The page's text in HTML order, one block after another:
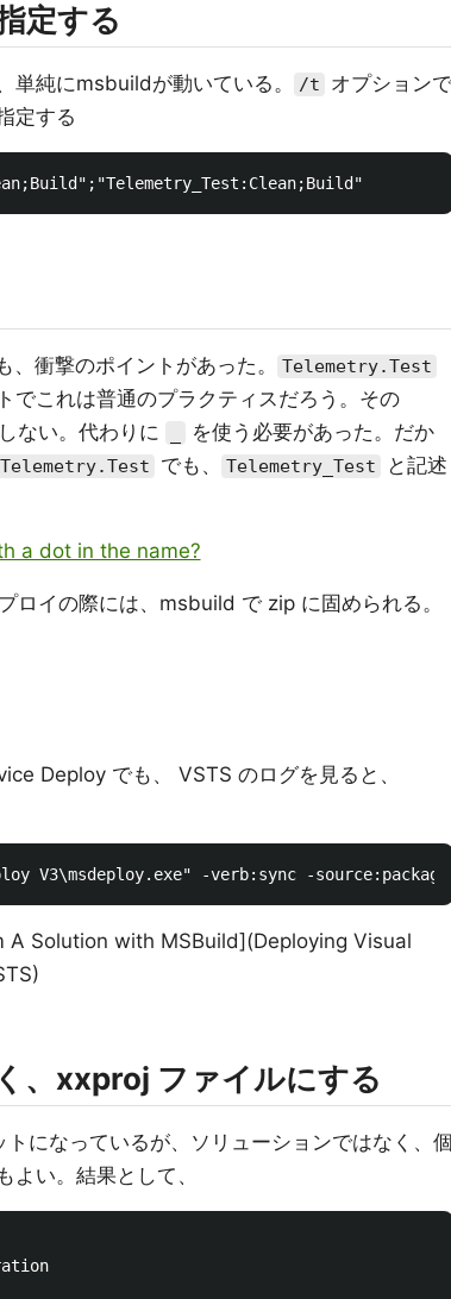
定する
単純にmsbuildが動いている。 /t
オプションで
定する
衝撃のポイントがあった。 Telemetry.Test
でこれは普通のプラクティスだろう。その
ない。代わりに
を使う必要があった。だか
Telemetry.Test でも、 Telemetry_Test
と記述
a dot in the name?
イの際には、msbuild で zip に固められる。
Deploy でも、 VSTS のログを見ると、
Solution with MSBuild](Deploying Visual
、xxproj ファイルにする
トになっているが、ソリューションではなく、
い。結果として、